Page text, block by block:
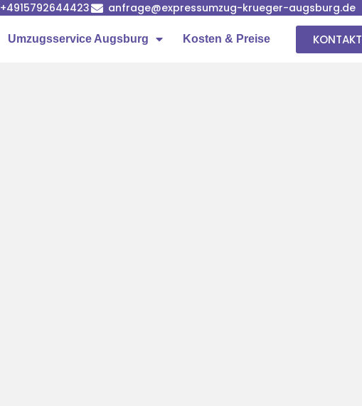
+4915792644423 anfrage@expressumzug-krueger-augsburg.de
Umzugsservice Augsburg Kosten & Preise KONTAKT